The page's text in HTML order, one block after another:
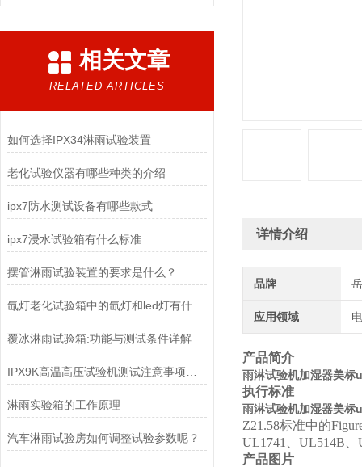
相关文章
RELATED ARTICLES
如何选择IPX34淋雨试验装置
老化试验仪器有哪些种类的介绍
ipx7防水测试设备有哪些款式
ipx7浸水试验箱有什么标准
摆管淋雨试验装置的要求是什么？
氙灯老化试验箱中的氙灯和led灯有什么区别
覆冰淋雨试验箱:功能与测试条件详解
淋雨实验箱的工作原理
汽车淋雨试验房如何调整试验参数呢？
详情介绍
品牌
应用领域
产品简介
雨淋试验机加湿器美标
执行标准
雨淋试验机加湿器美标
Z21.58标准中的
UL1741
UL514B
产品图片